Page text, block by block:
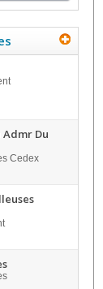
Du
Cedex